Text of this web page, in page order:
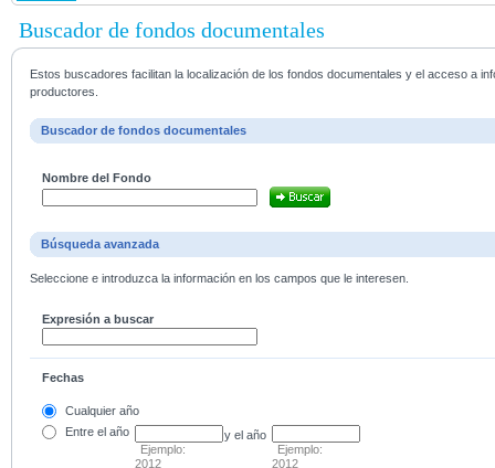
Buscador de fondos documentales
Estos buscadores facilitan la localización de los fondos documentales y el acceso a
productores.
Buscador de fondos documentales
Nombre del Fondo
Búsqueda avanzada
Seleccione e introduzca la información en los campos que le interesen.
Expresión a buscar
Fechas
Cualquier año
Entre el año
Ejemplo:
2012
y el año
Ejemplo:
2012